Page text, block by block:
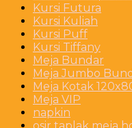
Kursi Futura
Kursi Kuliah
Kursi Puff
Kursi Tiffany
Meja Bundar
Meja Jumbo
Meja Kotak
Meja VIP
napkin